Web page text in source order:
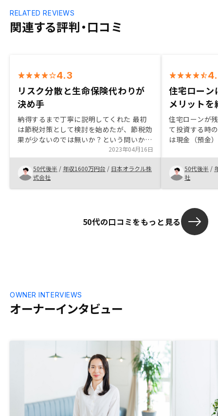
関連する評判・口コミ
RELATED REVIEWS
4.3
リスク分散と生命保険代わりが
決め手
納得するまで丁寧に説明してくれた 最初
は節税対策として検討を始めたが、節税効
果が少ないのでは無いか？という問いかけ
に対して、既存の投資が偏っているので、
分散投資の意味があるとか、生命保険とし
ての価値もあるとか色々とアドバイスをも
らい、最終的には営業の人柄が後押しにな
って契約しました。面談のシステムは改善
2023年04月16日
50代後半 / 年収1600万円台 / 日本オラクル株
式会社
住宅ローン
メリット
住宅ローンが
て投資する時
は現金（預金
管理してもら
ばもう10年
もあります。
物件情報（売
は小さいので…
50代後半 /
社
50代の口コミをもっと見る
オーナーインタビュー
OWNER INTERVIEWS